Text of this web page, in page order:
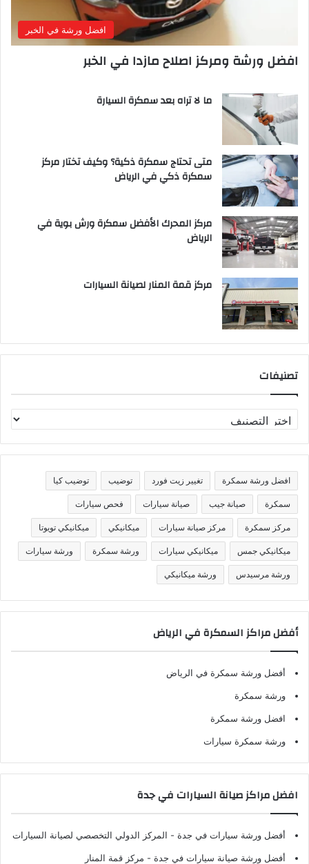
افضل ورشة في الخبر
افضل ورشة ومركز اصلاح مازدا في الخبر
ما لا تراه بعد سمكرة السيارة
متى تحتاج سمكرة ذكية؟ وكيف تختار مركز
سمكرة ذكي في الرياض
مركز المحرك الأفضل سمكرة ورش بوية في
الرياض
مركز قمة المنار لصيانة السيارات
تصنيفات
ص
ن
ف
ا
افضل ورشة سمكرة تغيير زيت فورد توضيب توضيب كيا
سمكرة صيانة جيب صيانة سيارات فحص سيارات
مركز سمكرة مركز صيانة سيارات ميكانيكي ميكانيكي تويوتا
ميكانيكي جمس ميكانيكي سيارات ورشة سمكرة ورشة سيارات
ورشة مرسيدس ورشة ميكانيكي
أفضل مراكز السمكرة في الرياض
أفضل ورشة سمكرة في الرياض
ورشة سمكرة
افضل ورشة سمكرة
ورشة سمكرة سيارات
افضل مراكز صيانة السيارات في جدة
أفضل ورشة سيارات في جدة - المركز الدولي التخصصي لصيانة السيارات
أفضل ورشة صيانة سيارات في جدة - مركز قمة المنار